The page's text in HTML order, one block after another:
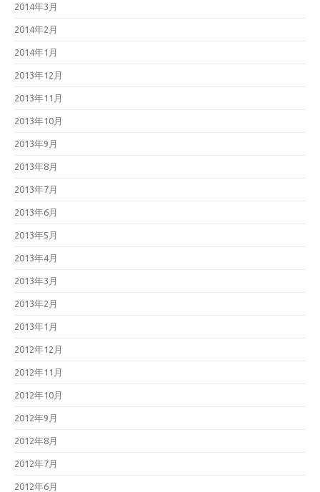
2014年3月
2014年2月
2014年1月
2013年12月
2013年11月
2013年10月
2013年9月
2013年8月
2013年7月
2013年6月
2013年5月
2013年4月
2013年3月
2013年2月
2013年1月
2012年12月
2012年11月
2012年10月
2012年9月
2012年8月
2012年7月
2012年6月